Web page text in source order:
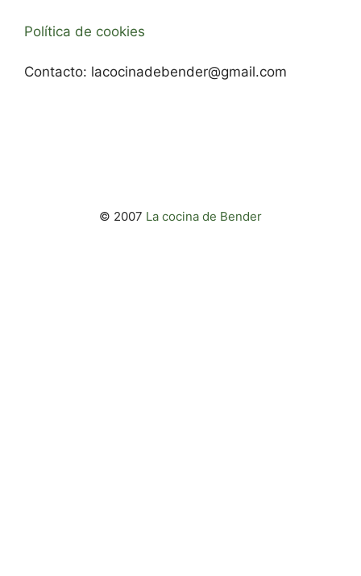
Política de cookies
Contacto: lacocinadebender@gmail.com
© 2007 La cocina de Bender